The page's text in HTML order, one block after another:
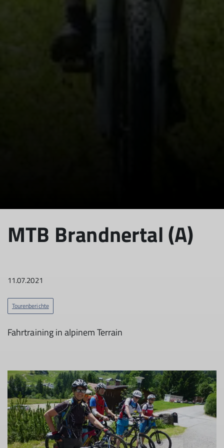
MTB Brandnertal (A)
11.07.2021
Tourenberichte
Fahrtraining in alpinem Terrain